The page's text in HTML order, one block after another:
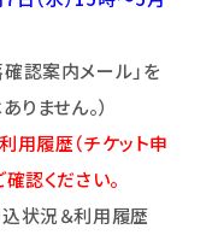
認案内メール」を
りません。）
用履歴（チケット申
認ください。
状況＆利用履歴